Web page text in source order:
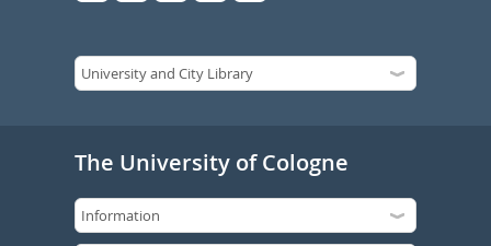
The University of Cologne